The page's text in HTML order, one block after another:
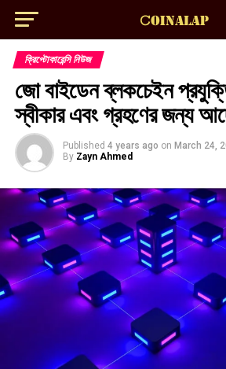
ক্রিপ্টোকারেন্সি নিউজ
জো বাইডেন ব্লকচেইন
স্বীকার এবং গ্রহণের জন্য
Published 4 years ago on March 24,
By Zayn Ahmed